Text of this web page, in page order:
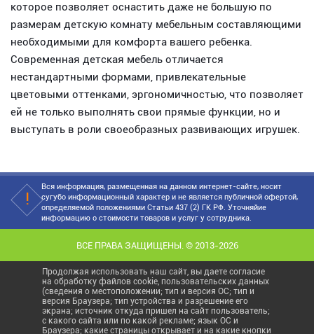
которое позволяет оснастить даже не большую по
размерам детскую комнату мебельным составляющими
необходимыми для комфорта вашего ребенка.
Современная детская мебель отличается
нестандартными формами, привлекательные
цветовыми оттенками, эргономичностью, что позволяет
ей не только выполнять свои прямые функции, но и
выступать в роли своеобразных развивающих игрушек.
Вся информация, размещенная на данном интернет-сайте, носит
сугубо информационный характер и не является публичной офертой,
определяемой положениями Статьи 437 (2) ГК РФ. Уточняйие
информацию о стоимости товаров и услуг у сотрудника.
ВСЕ ПРАВА ЗАЩИЩЕНЫ. © 2013-2026
Продолжая использовать наш сайт, вы даете согласие
на обработку файлов cookie, пользовательских данных
(сведения о местоположении; тип и версия ОС; тип и
версия Браузера; тип устройства и разрешение его
экрана; источник откуда пришел на сайт пользователь;
с какого сайта или по какой рекламе; язык ОС и
Браузера; какие страницы открывает и на какие кнопки